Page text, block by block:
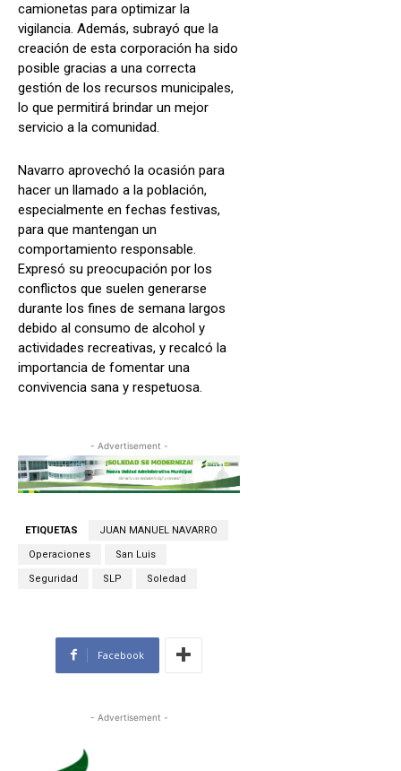
camionetas para optimizar la
vigilancia. Además, subrayó que la
creación de esta corporación ha sido
posible gracias a una correcta
gestión de los recursos municipales,
lo que permitirá brindar un mejor
servicio a la comunidad.
Navarro aprovechó la ocasión para
hacer un llamado a la población,
especialmente en fechas festivas,
para que mantengan un
comportamiento responsable.
Expresó su preocupación por los
conflictos que suelen generarse
durante los fines de semana largos
debido al consumo de alcohol y
actividades recreativas, y recalcó la
importancia de fomentar una
convivencia sana y respetuosa.
- Advertisement -
ETIQUETAS JUAN MANUEL NAVARRO
Operaciones San Luis
Seguridad SLP Soledad
Facebook
- Advertisement -